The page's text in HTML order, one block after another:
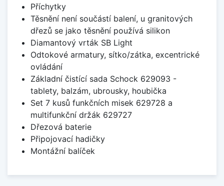
Příchytky
Těsnění není součástí balení, u granitových
dřezů se jako těsnění používá silikon
Diamantový vrták SB Light
Odtokové armatury, sítko/zátka, excentrické
ovládání
Základní čistící sada Schock 629093 -
tablety, balzám, ubrousky, houbička
Set 7 kusů funkčních misek 629728 a
multifunkční držák 629727
Dřezová baterie
Připojovací hadičky
Montážní balíček